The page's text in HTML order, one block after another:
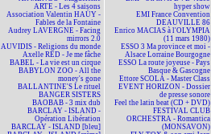
ARTE - Les 4 saisons
Association Valentin HAÜY -
Fables de la Fontaine
Audrey LAVERGNE - Facing
mirrors 2.0
AUVIDIS - Religions du monde
Axelle RED - Je me fâche
BABEL - La vie est un cirque
BABYLON ZOO - All the
money's gone
BALLANTINE'S Le rituel
BANGER SISTERS
BAOBAB - 3 mix dub
BARCLAY - ISLAND -
Opération Libération
BARCLAY - ISLAND [bleu]
hyper show
EMI France Convention
DEAUVILLE 86
Enrico MACIAS à l'OLYMPIA
(11 mars 1980)
ESSO 3 Ma province et moi -
Alsace Lorraine Bourgogne
ESSO La route joyeuse - Pays
Basque & Gascogne
Ettore SCOLA - Master Class
EVENT HORIZON - Dossier
de presse sonore
Feel the latin beat (CD + DVD)
FESTIVAL CLUB
ORCHESTRA - Romantica
(MONSAVON)